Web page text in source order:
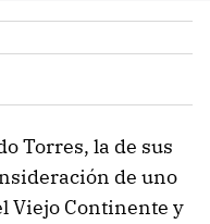
Torres, la de sus
de uno
Viejo Continente y